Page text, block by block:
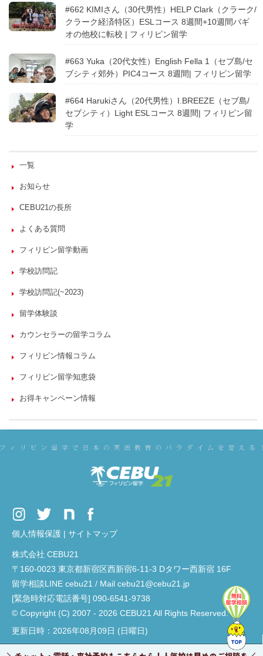
#662 KIMIさん（30代男性）HELP Clark（クラーク/
クラーク経済特区）ESLコース 8週間+10週間バギ
オの他校に転校 | フィリピン留学
#663 Yuka（20代女性）English Fella 1（セブ島/セ
ブシティ郊外）PIC4コース 8週間| フィリピン留学
#664 Harukiさん（20代男性）I.BREEZE（セブ島/
セブシティ）Light ESLコース 8週間| フィリピン留
学
一覧
お知らせ
CEBU21の長所
よくある質問
フィリピン留学動画
学校訪問記
学校訪問記(~2023)
留学体験談
カウンセラーの留学コラム
フィリピン情報コラム
フィリピン留学知恵袋
お得キャンペーン情報
個人情報保護 | サイトマップ
株式会社 CEBU21
〒160-0023 東京都新宿区西新宿6-11-3 Dタワー西新宿 16F
留学相談LINE cebu21 / Mail cebu21@cebu21.jp
[緊急時対応電話番号] 090-6541-9738
© Copyright (C) 2007 - 2026 CEBU21 All Rights Reserved.
更新日時：2026年08月09日 (日曜日)